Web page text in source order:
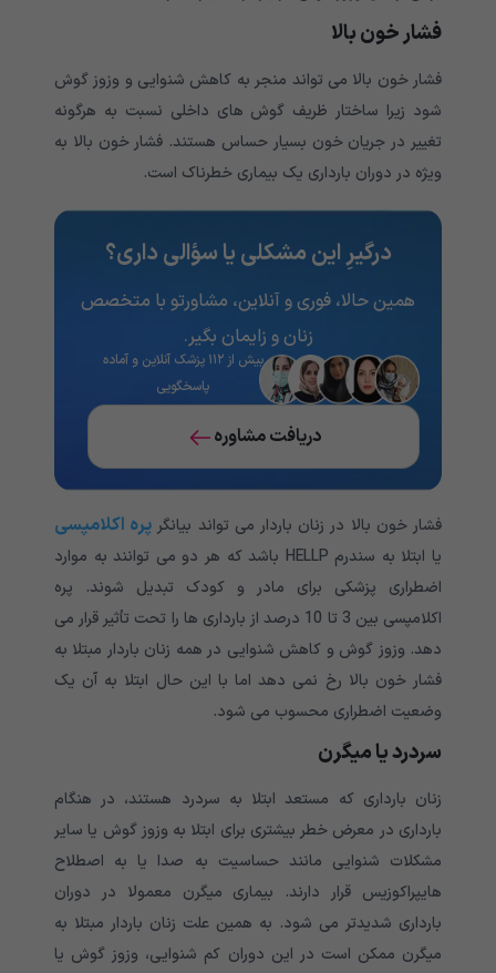
فشار خون بالا
فشار خون بالا می تواند منجر به کاهش شنوایی و وزوز گوش
شود زیرا ساختار ظریف گوش های داخلی نسبت به هرگونه
تغییر در جریان خون بسیار حساس هستند. فشار خون بالا به
ویژه در دوران بارداری یک بیماری خطرناک است.
درگیرِ این مشکلی یا سؤالی داری؟
همین حالا، فوری و آنلاین، مشاورتو با متخصص
زنان و زایمان بگیر.
بیش از ۱۱۲ پزشک آنلاین و آماده
پاسخگویی
دریافت مشاوره
فشار خون بالا در زنان باردار می تواند بیانگر پره اکلامپسی
یا ابتلا به سندرم HELLP باشد که هر دو می توانند به موارد
اضطراری پزشکی برای مادر و کودک تبدیل شوند. پره
اکلامپسی بین 3 تا 10 درصد از بارداری ها را تحت تأثیر قرار می
دهد. وزوز گوش و کاهش شنوایی در همه زنان باردار مبتلا به
فشار خون بالا رخ نمی دهد اما با این حال ابتلا به آن یک
وضعیت اضطراری محسوب می شود.
سردرد یا میگرن
زنان بارداری که مستعد ابتلا به سردرد هستند، در هنگام
بارداری در معرض خطر بیشتری برای ابتلا به وزوز گوش یا سایر
مشکلات شنوایی مانند حساسیت به صدا یا به اصطلاح
هایپراکوزیس قرار دارند. بیماری میگرن معمولا در دوران
بارداری شدیدتر می شود. به همین علت زنان باردار مبتلا به
میگرن ممکن است در این دوران کم شنوایی، وزوز گوش یا